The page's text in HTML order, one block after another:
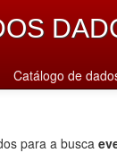
Catálogo de
para a busca